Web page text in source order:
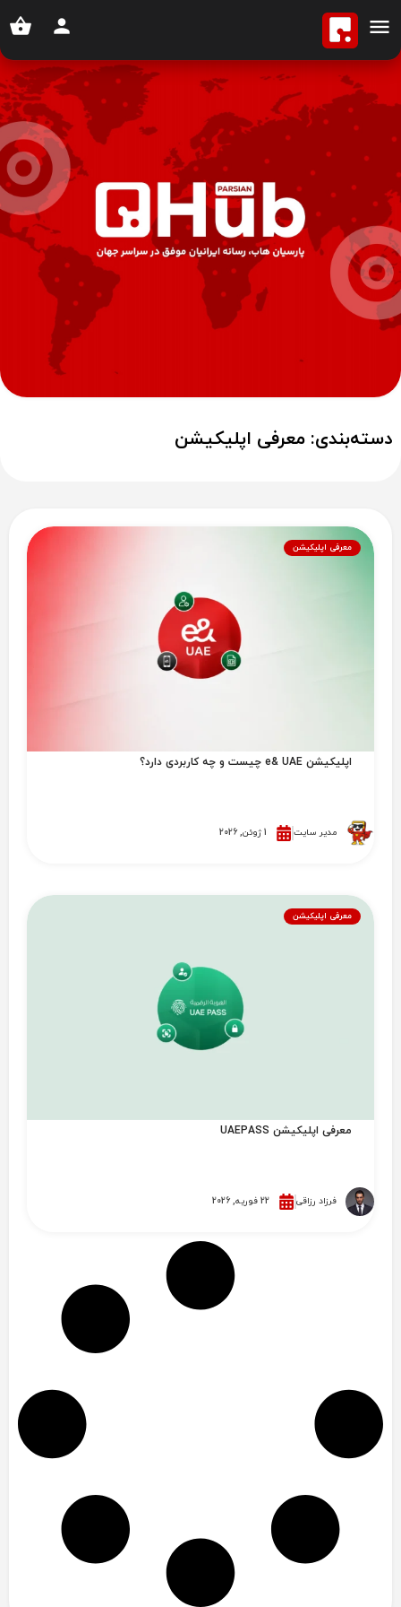
دسته‌بندی: معرفی اپلیکیشن
معرفی اپلیکیشن
اپلیکیشن e& UAE چیست و چه کاربردی دارد؟
مدیر سایت 1 ژوئن, 2026
معرفی اپلیکیشن
معرفی اپلیکیشن UAEPASS
فرزاد رزاقی 22 فوریه, 2026